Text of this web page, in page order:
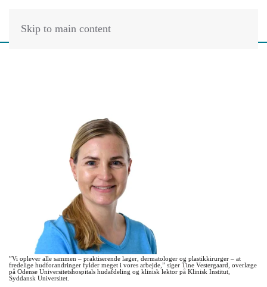
Skip to main content
”Vi oplever alle sammen – praktiserende læger, dermatologer og plastikkirurger – at
fredelige hudforandringer fylder meget i vores arbejde,” siger Tine Vestergaard, overlæge
på Odense Universitetshospitals hudafdeling og klinisk lektor på Klinisk Institut,
Syddansk Universitet.